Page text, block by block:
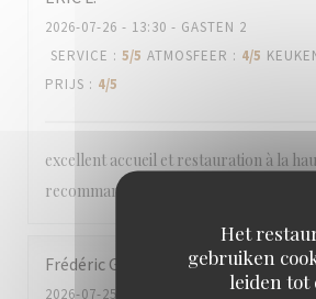
Het
gebruiken
leiden tot
2026-07-26 - 13:30 - GASTEN 2
SERVICE : 5/5 ATMOSFEER : 4/5
PRIJS : 4/5
excellent accueil et restauration à la
recommande le tigre qui pleure. A
Frédéric G
2026-07-25 - 20:00 - GASTEN 6